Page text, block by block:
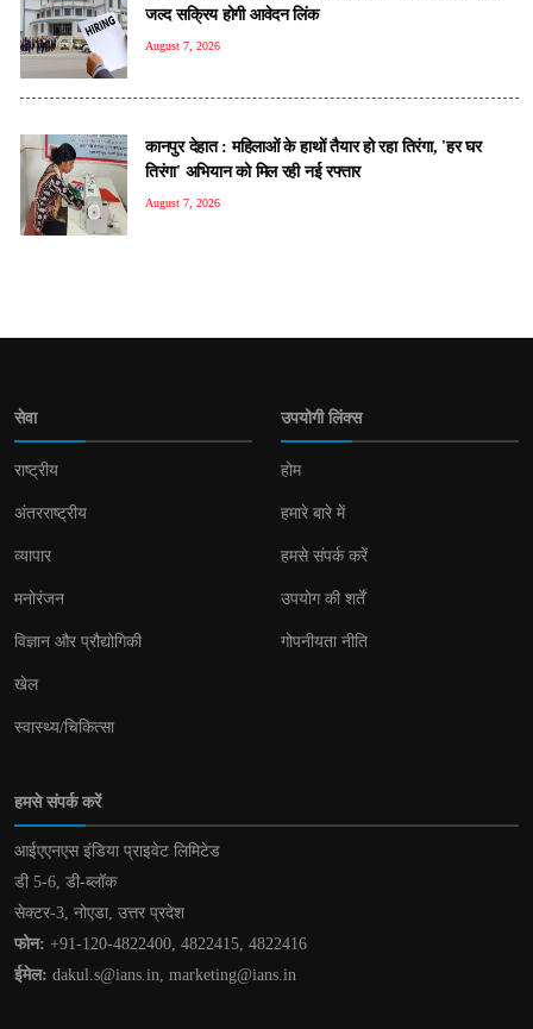
जल्द सक्रिय होगी आवेदन लिंक
August 7, 2026
कानपुर देहात : महिलाओं के हाथों तैयार हो रहा तिरंगा, 'हर घर
तिरंगा' अभियान को मिल रही नई रफ्तार
August 7, 2026
सेवा
राष्ट्रीय
अंतरराष्ट्रीय
व्यापार
मनोरंजन
विज्ञान और प्रौद्योगिकी
खेल
स्वास्थ्य/चिकित्सा
उपयोगी लिंक्स
होम
हमारे बारे में
हमसे संपर्क करें
उपयोग की शर्तें
गोपनीयता नीति
हमसे संपर्क करें
आईएएनएस इंडिया प्राइवेट लिमिटेड
डी 5-6, डी-ब्लॉक
सेक्टर-3, नोएडा, उत्तर प्रदेश
फोन: +91-120-4822400, 4822415, 4822416
ईमेल: dakul.s@ians.in, marketing@ians.in